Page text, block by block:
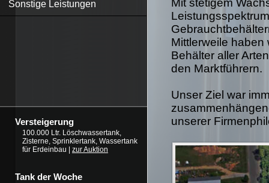
Sonstige Leistungen
Versteigerung
100.000 Ltr. Löschwassertank,
Zisterne, Sprinklertank, Wassertank
für Erdeinbau | zur Auktion
Tank der Woche
Mittlerweile haben
Behälter aller
den Marktführern.
Unser Ziel war
unserer